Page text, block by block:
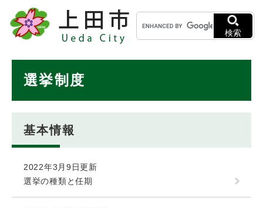
メニューを飛ばして本文へ
キ
ー
ワ
検索
選挙制度
基本情報
2022年3月9日更新
選挙の種類と任期